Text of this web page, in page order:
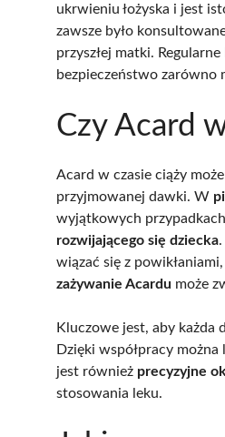
ukrwieniu łożyska i jest
zawsze było
przyszłej matki.
bezpieczeństwo zarówno
Czy Acard
Acard w czasie ciąży
przyjmowanej dawki. W
wyjątkowych
rozwijającego się dziecka
wiązać się z
zażywanie Acardu może
Kluczowe jest, aby każda
Dzięki współpracy
jest również precyzyjne
stosowania leku.